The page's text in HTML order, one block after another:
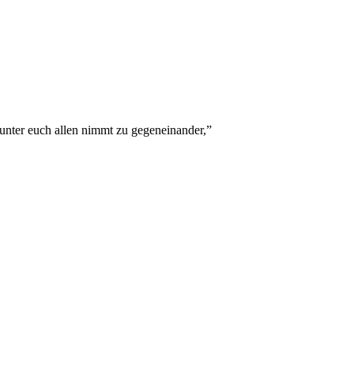
euch allen nimmt zu gegeneinander,”